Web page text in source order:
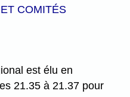
COMITÉS
est élu en
21.35 à 21.37 pour